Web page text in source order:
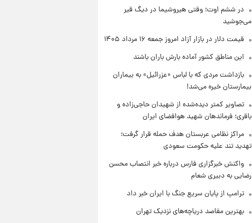
در ششم اوت؛ وقتی هیروشیما در دیگ قیر
می‌جوشید
قیمت دلار در بازار آزاد امروز جمعه ۱۶ مرداد ۱۴۰۵
این مناطق کشور آماده بارش باران باشند
بازداشت مردی که با لباس «عزرائیل» به بیماران
بیمارستان خیره می‌شد!
تصاویر کمتر دیده‌شده از شهیدان حاجی‌زاده و
باقری؛ فرماندهان شهید هوافضای ایران
مراکز نظامی عربستان هدف حمله قرار گرفت؛
تهدید تند علیه حکومت سعودی
واکنش خبرگزاری فارس درباره خبر انتصاب محسن
رضایی به دبیری شعام
ترامپ از پایان سریع جنگ با ایران خبر داد
بهترین مقاصد دریاچه‌های نزدیک تهران